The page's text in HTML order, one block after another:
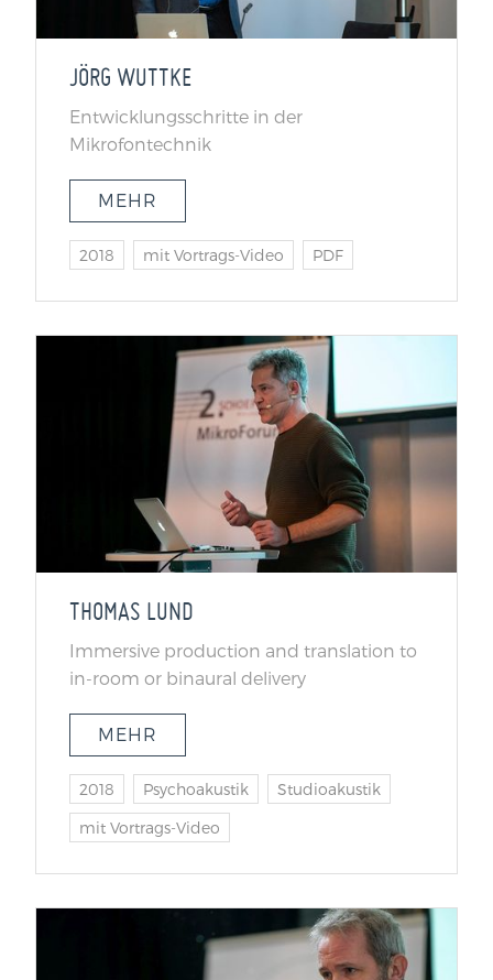
JÖRG WUTTKE
Entwicklungsschritte in der
Mikrofontechnik
MEHR
2018 mit Vortrags-Video PDF
THOMAS LUND
Immersive production and translation to
in-room or binaural delivery
MEHR
2018 Psychoakustik Studioakustik
mit Vortrags-Video